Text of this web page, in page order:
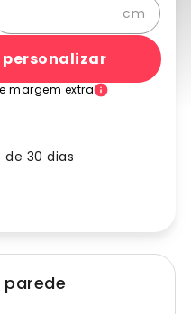
cm
personalizar
margem extra
30 dias